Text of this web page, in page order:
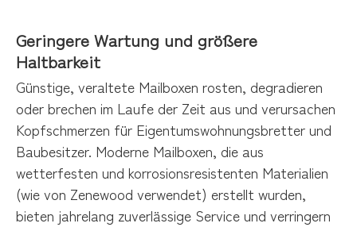
Geringere Wartung und größere
Haltbarkeit
Günstige, veraltete Mailboxen rosten, degradieren
oder brechen im Laufe der Zeit aus und verursachen
Kopfschmerzen für Eigentumswohnungsbretter und
Baubesitzer. Moderne Mailboxen, die aus
wetterfesten und korrosionsresistenten Materialien
(wie von Zenewood verwendet) erstellt wurden,
bieten jahrelang zuverlässige Service und verringern